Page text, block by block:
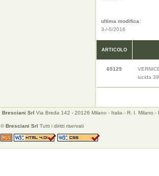
ultima modifica:
3-/-0/2016
ARTICOLO
65129
lucida
Bresciani Srl Via Breda 142 - 20126 Milano - Italia - R. I. Milano
©Bresciani Srl Tutti i diritti riservati